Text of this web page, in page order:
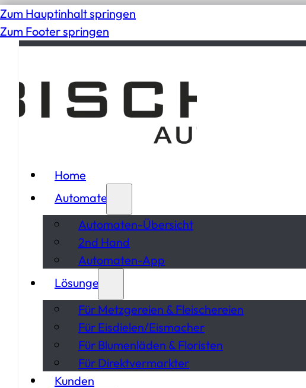
Zum Hauptinhalt springen
Zum Footer springen
Home
Automaten
Automaten-Übersicht
2nd Hand
Automaten-App
Lösungen
Für Metzgereien & Fleischereien
Für Eisdielen/Eismacher
Für Blumenläden & Floristen
Für Direktvermarkter
Kunden